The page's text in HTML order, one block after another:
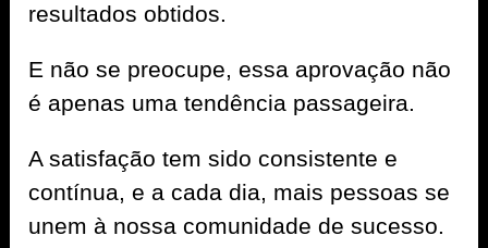
resultados obtidos.
E não se preocupe, essa aprovação não
é apenas uma tendência passageira.
A satisfação tem sido consistente e
contínua, e a cada dia, mais pessoas se
unem à nossa comunidade de sucesso.